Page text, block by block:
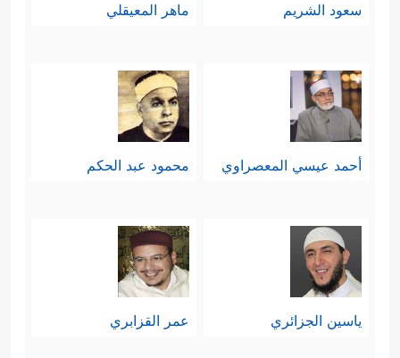
سعود الشريم ماهر المعيقلي
أحمد عيسي المعصراوي محمود عبد الحكم
ياسين الجزائري عمر القزابري